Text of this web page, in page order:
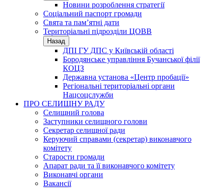
Новини розроблення стратегії
Соціальний паспорт громади
Свята та пам’ятні дати
Територіальні підрозділи ЦОВВ
Назад
ДПІ ГУ ДПС у Київській області
Бородянське управління Бучанської філії
КОЦЗ
Державна установа «Центр пробації»
Регіональні територіальні органи
Нацсоцслужби
ПРО СЕЛИЩНУ РАДУ
Селищний голова
Заступники селищного голови
Секретар селищної ради
Керуючий справами (секретар) виконавчого
комітету
Старости громади
Апарат ради та її виконавчого комітету
Виконавчі органи
Вакансії